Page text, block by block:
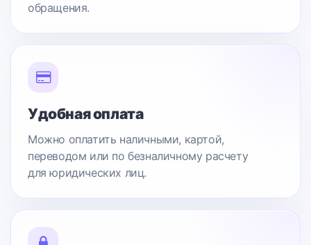
обращения.
Удобная оплата
Можно оплатить наличными, картой,
переводом или по безналичному расчету
для юридических лиц.